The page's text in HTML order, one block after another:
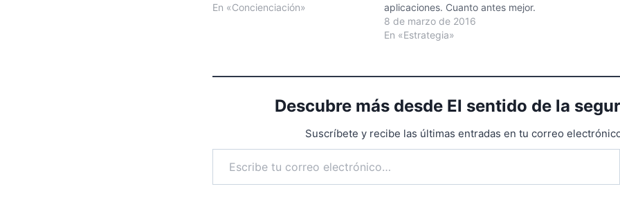
En «Concienciación»
aplicaciones. Cuanto antes mejor.
8 de marzo de 2016
En «Estrategia»
Descubre más desde El sentido de la
Suscríbete y recibe las últimas entradas en tu correo
Escribe tu correo electrónico…